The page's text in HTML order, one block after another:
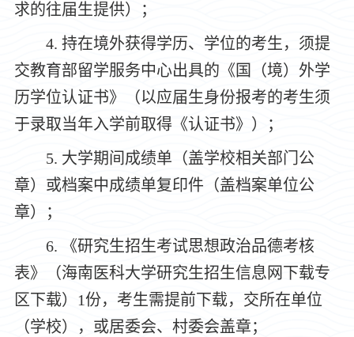
求的往届生提供）；
4. 持在境外获得学历、学位的考生，须提
交教育部留学服务中心出具的《国（境）外学
历学位认证书》（以应届生身份报考的考生须
于录取当年入学前取得《认证书》）；
5. 大学期间成绩单（盖学校相关部门公
章）或档案中成绩单复印件（盖档案单位公
章）；
6.
《研究生招生考试思想政治品德考核
表》（海南医科大学研究生招生信息网下载专
区下载） 1份， 考生需提前下载，交所在单位
（学校），或居委会、村委会盖章；